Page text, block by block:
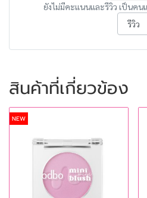
ยังไม่มีคะแนนและรีวิว เป็นค
รีวิว
สินค้าที่เกี่ยวข้อง
NEW